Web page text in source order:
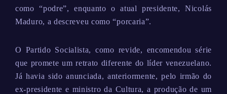
como “podre”, enquanto o atual presidente, Nicolás
Maduro, a descreveu como “porcaria”.
O Partido Socialista, como revide, encomendou série
que promete um retrato diferente do líder venezuelano.
Já havia sido anunciada, anteriormente, pelo irmão do
ex-presidente e ministro da Cultura, a produção de um